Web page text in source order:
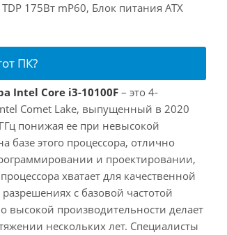
175Вт mP60, Блок питания ATX
ПК?
Intel Core i3-10100F – это 4-
Comet Lake, выпущенный в 2020
понижая ее при невысокой
базе этого процессора, отлично
и проектировании,
хватает для качественной
с базовой частотой
высокой производительности делает
нескольких лет. Специалисты